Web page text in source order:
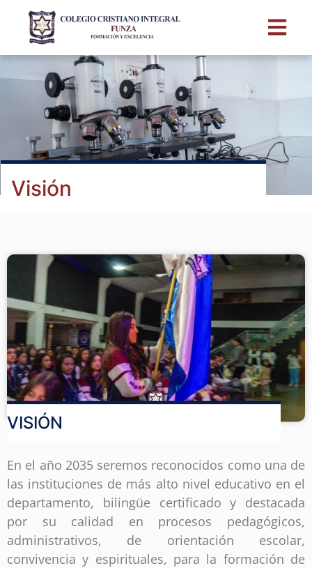
Visión
VISIÓN
En el año 2035 seremos reconocidos como una de
las instituciones de más alto nivel educativo en el
departamento, bilingüe certificado y destacada
por su calidad en procesos pedagógicos,
administrativos, de orientación escolar,
convivencia y espirituales, para la formación de